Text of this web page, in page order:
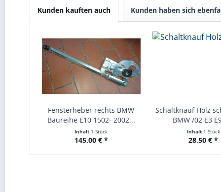
Kunden kauften auch Kunden haben sich
Fensterheber rechts BMW
Baureihe E10 1502- 2002...
Inhalt 1 Stück
145,00 € *
Schaltknauf Holz
BMW /02 E3
Inhalt 1 Stück
28,50 € *